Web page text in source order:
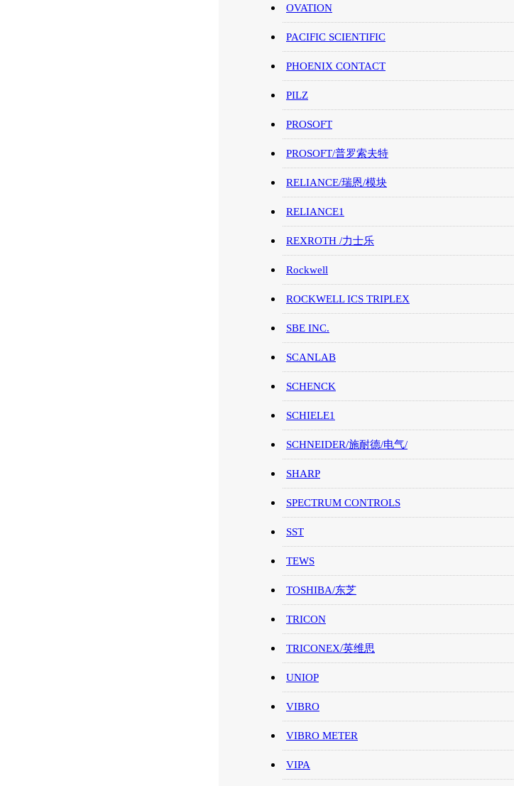
OVATION
PACIFIC SCIENTIFIC
PHOENIX CONTACT
PILZ
PROSOFT
PROSOFT/普罗索夫特
RELIANCE/瑞恩/模块
RELIANCE1
REXROTH /力士乐
Rockwell
ROCKWELL ICS TRIPLEX
SBE INC.
SCANLAB
SCHENCK
SCHIELE1
SCHNEIDER/施耐德/电气/
SHARP
SPECTRUM CONTROLS
SST
TEWS
TOSHIBA/东芝
TRICON
TRICONEX/英维思
UNIOP
VIBRO
VIBRO METER
VIPA